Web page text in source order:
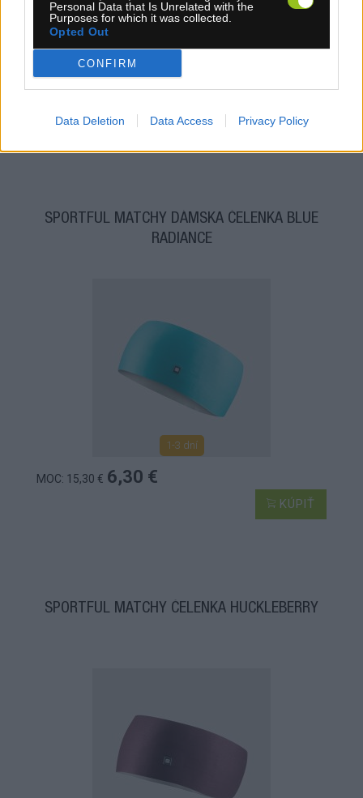
Personal Data that Is Unrelated with the
Purposes for which it was collected.
Opted Out
CONFIRM
Data Deletion Data Access Privacy Policy
MOC: 15,30 € 6,30 €
KÚPIŤ
SPORTFUL MATCHY DÁMSKA ČELENKA BLUE
RADIANCE
1-3 dní
MOC: 15,30 € 6,30 €
KÚPIŤ
SPORTFUL MATCHY ČELENKA HUCKLEBERRY